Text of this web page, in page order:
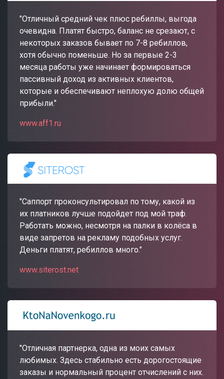
"Отличный средний чек плюс ребиллы, выгода
очевидна. Платят быстро, баланс не срезают, с
некоторых заказов бывает по 7-8 ребиллов,
хотя обычно поменьше. Но за первые 2-3
месяца работы уже начинает формироваться
пассивный доход из активных клиентов,
которые и обеспечивают неплохую долю общей
прибыли."
www.aff1.ru
"Саппорт проконсультировал по тому, какой из
их платников лучше подойдет под мой траф.
Работать можно, несмотря на палки в колёса в
виде запретов на рекламу подобных услуг.
Деньги платят, ребиллов много."
www.siterost.net
"Отличная партнерка, одна из моих самых
любимых. Здесь стабильно есть дорогостоящие
заказы и нормальный процент отчислений с них.